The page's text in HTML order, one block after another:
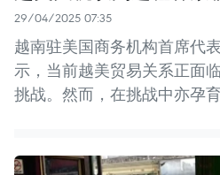
29/04/2025 07:35
越南驻美国商务机构首席代
示，当前越美贸易关系正面
挑战。然而，在挑战中亦孕育